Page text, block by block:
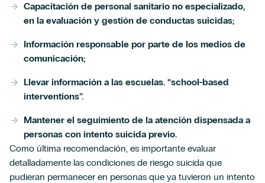
Capacitación de personal sanitario no especializado,
en la evaluación y gestión de conductas suicidas;
Información responsable por parte de los medios de
comunicación;
Llevar información a las escuelas. “school-based
interventions”.
Mantener el seguimiento de la atención dispensada a
personas con intento suicida previo.
Como última recomendación, es importante evaluar
detalladamente las condiciones de riesgo suicida que
pudieran permanecer en personas que ya tuvieron un intento